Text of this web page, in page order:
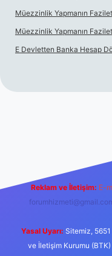
Müezzinlik Yapmanın
Müezzinlik Yapmanın
E Devletten Banka Hesap
Reklam ve İletişim: E-
Yasal Uyarı: Sitemiz,
ve İletişim Kurumu (BTK)